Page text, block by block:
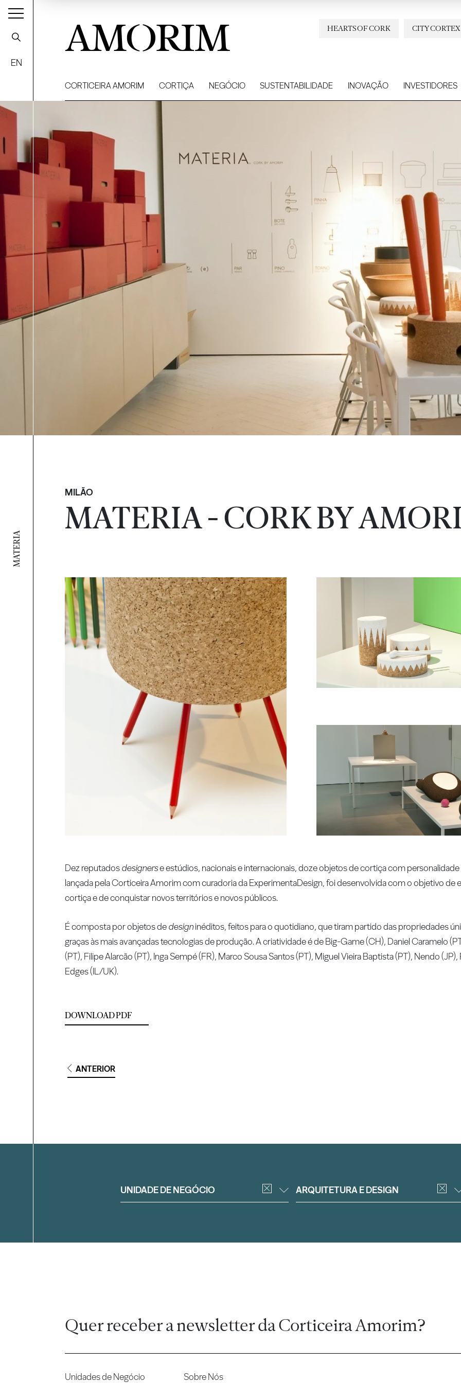
MATERIA
EN
AMORIM CITY CORTEX
HEARTS OF CORK
CORTICEIRA AMORIM CORTIÇA NEGÓCIO SUSTENTABILIDADE INOVAÇÃO INVESTIDORES
MILÃO
MATERIA - CORK BY
Dez reputadosdesignerse estúdios, nacionais e internacionais, doze objetos de cortiça com
lançada pela Corticeira Amorim com curadoria da ExperimentaDesign, foi desenvolvida com o objetivo de
cortiça e de conquistar novos territórios e novos públicos.
É composta por objetos dedesigninéditos, feitos para o quotidiano, que tiram partido das propriedades
graças às mais avançadas tecnologias de produção. A criatividade é de Big-Game (CH), Daniel Caramelo
(PT), Filipe Alarcão (PT), Inga Sempé (FR), Marco Sousa Santos (PT), Miguel Vieira Baptista (PT), Nendo (JP),
Edges (IL/UK).
DOWNLOAD PDF
ANTERIOR
FiltrarUNIDADE DE NEGÓCIO ARQUITETURA E DESIGN
Quer receber a newsletter da Corticeira Amorim?
Unidades de Negócio Sobre Nós